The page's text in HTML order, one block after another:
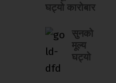
घट्यो कारोबार
सुनको
मूल्य
घट्यो